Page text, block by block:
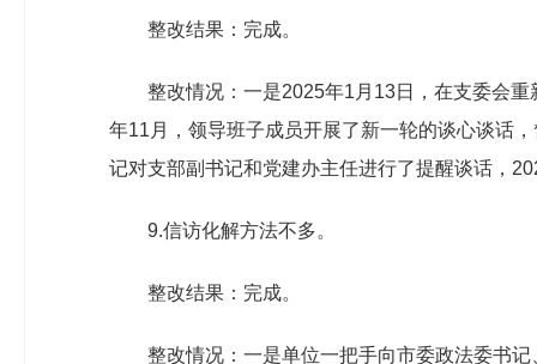
整改结果：完成。
整改情况：一是2025年1月13日，在支委会
年11月，领导班子成员开展了新一轮的谈心谈话
记对支部副书记和党建办主任进行了提醒谈话，
9.信访化解方法不多。
整改结果：完成。
整改情况：一是单位一把手向市委政法委书